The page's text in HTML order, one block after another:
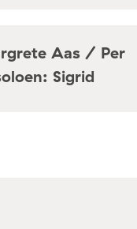
Aas / Per
Sigrid